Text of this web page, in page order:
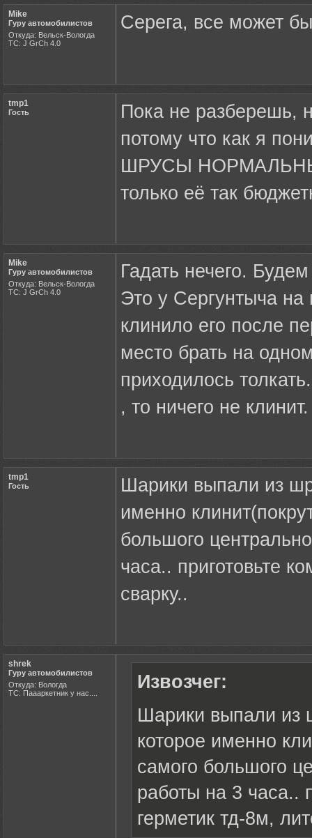
Mike
Гуру автомобилистов
Откуда: Вельск-Вологда
ТС: J GrCh 4.0
Серега, все может
tmp1
Гость
Пока не разберешь,
потому что как я
ШРУСЫ НОРМАЛЬНЫЕ
только её так
Mike
Гуру автомобилистов
Откуда: Вельск-Вологда
ТС: J GrCh 4.0
Гадать нечего.
Это у Сергунтыча
клинило его после
место брать на
приходилось
, то ничего не клинит.
tmp1
Гость
Шарики выпали из
именно
большого
часа.. приготовьте
сварку..
shrek
Гуру автомобилистов
Откуда: Вологда
ТС: Паааркетник у нас....
Извозчег:
Шарики выпали из
которое именно
самого большого
работы на 3 часа..
герметик тд-8м,